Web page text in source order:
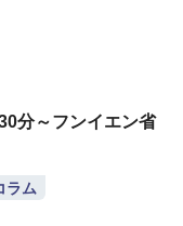
分～フンイエン省
ラム